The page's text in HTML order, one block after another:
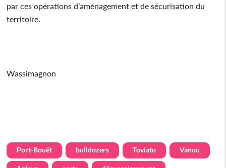
par ces opérations d’aménagement et de sécurisation du
territoire.
Wassimagnon
Port-Bouët bulldozers Toviato Vanou